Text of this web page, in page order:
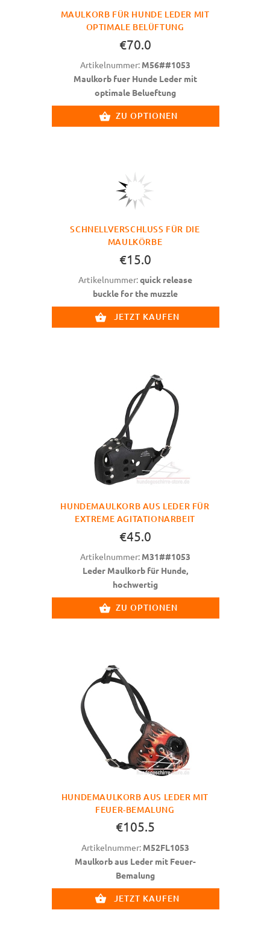
MAULKORB FÜR HUNDE LEDER MIT
OPTIMALE BELÜFTUNG
€70.0
Artikelnummer: M56##1053
Maulkorb fuer Hunde Leder mit
optimale Belueftung
ZU OPTIONEN
SCHNELLVERSCHLUSS FÜR DIE
MAULKÖRBE
€15.0
Artikelnummer:quick release
buckle for the muzzle
JETZT KAUFEN
HUNDEMAULKORB AUS LEDER FÜR
EXTREME AGITATIONARBEIT
€45.0
Artikelnummer: M31##1053
Leder Maulkorb für Hunde,
hochwertig
ZU OPTIONEN
HUNDEMAULKORB AUS LEDER MIT
FEUER-BEMALUNG
€105.5
Artikelnummer: M52FL1053
Maulkorb aus Leder mit Feuer-
Bemalung
JETZT KAUFEN